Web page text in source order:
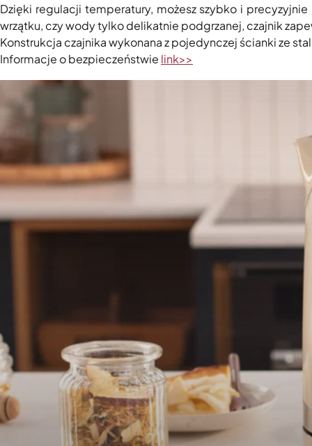
Dzięki regulacji temperatury, możesz szybko i
wrzątku, czy wody tylko delikatnie podgrzanej, czajnik
Konstrukcja czajnika wykonana z pojedynczej ścianki ze
Informacje o bezpieczeństwie link>>